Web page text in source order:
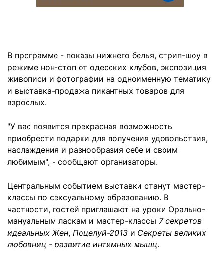
В программе - показы нижнего белья, стрип-шоу в
режиме нон-стоп от одесских клубов, экспозиция
живописи и фотографии на одноименную тематику
и выставка-продажа пикантных товаров для
взрослых.
"У вас появится прекрасная возможность
приобрести подарки для получения удовольствия,
наслаждения и разнообразия себе и своим
любимым", - сообщают организаторы.
Центральным событием выставки станут мастер-
классы по сексуальному образованию. В
частности, гостей приглашают на уроки Орально-
мануальным ласкам и мастер-классы 7 секретов
идеальных Жен, Поцелуй-2013 и Секреты великих
любовниц - развитие интимных мышц.